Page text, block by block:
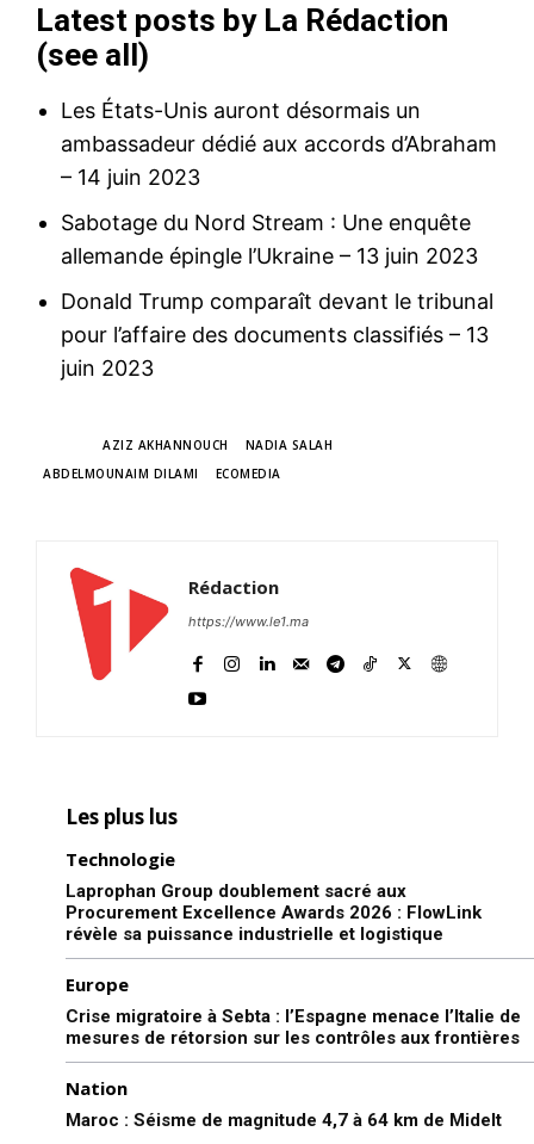
Latest posts by La Rédaction
(see all)
Les États-Unis auront désormais un
ambassadeur dédié aux accords d’Abraham
– 14 juin 2023
Sabotage du Nord Stream : Une enquête
allemande épingle l’Ukraine – 13 juin 2023
Donald Trump comparaît devant le tribunal
pour l’affaire des documents classifiés – 13
juin 2023
AZIZ AKHANNOUCH
NADIA SALAH
ABDELMOUNAIM DILAMI
ECOMEDIA
Rédaction
https://www.le1.ma
Les plus lus
Technologie
Laprophan Group doublement sacré aux
Procurement Excellence Awards 2026 : FlowLink
révèle sa puissance industrielle et logistique
Europe
Crise migratoire à Sebta : l’Espagne menace l’Italie de
mesures de rétorsion sur les contrôles aux frontières
Nation
Maroc : Séisme de magnitude 4,7 à 64 km de Midelt